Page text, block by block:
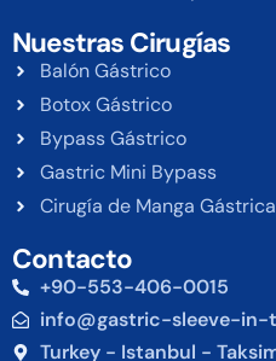
Nuestras Cirugías
Balón Gástrico
Botox Gástrico
Bypass Gástrico
Gastric Mini Bypass
Cirugía de Manga Gástrica
Contacto
+90-553-406-0015
info@gastric-sleeve-in-
Turkey - Istanbul -